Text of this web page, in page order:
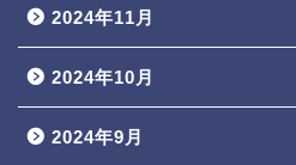
2024年11月
2024年10月
2024年9月